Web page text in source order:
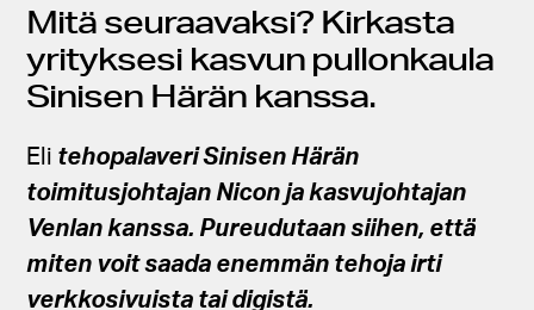
Mitä seuraavaksi? Kirkasta
yrityksesi kasvun pullonkaula
Sinisen Härän kanssa.
Eli tehopalaveri Sinisen Härän
toimitusjohtajan Nicon ja kasvujohtajan
Venlan kanssa. Pureudutaan siihen, että
miten voit saada enemmän tehoja irti
verkkosivuista tai digistä.